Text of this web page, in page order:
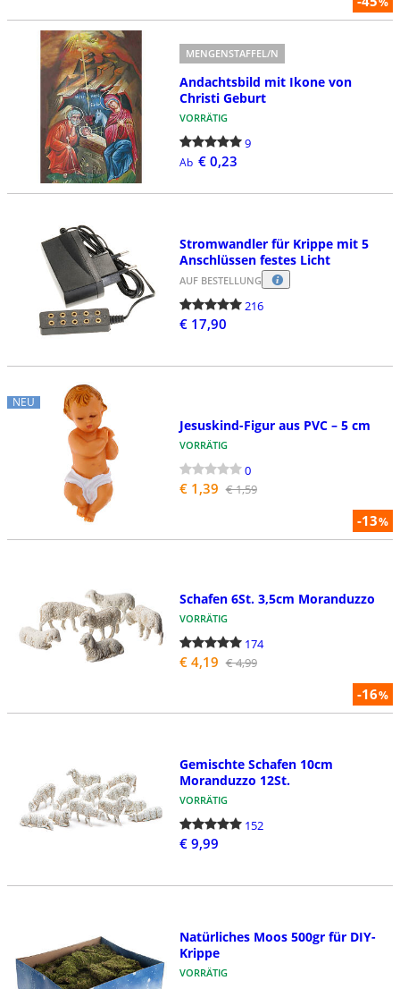
MENGENSTAFFEL/N
Andachtsbild mit Ikone von
Christi Geburt
VORRÄTIG
9
Ab € 0,23
Stromwandler für Krippe mit 5
Anschlüssen festes Licht
AUF BESTELLUNG
216
€ 17,90
NEU
-13%
Jesuskind-Figur aus PVC – 5 cm
VORRÄTIG
0
€ 1,39 € 1,59
-16%
Schafen 6St. 3,5cm Moranduzzo
VORRÄTIG
174
€ 4,19 € 4,99
Gemischte Schafen 10cm
Moranduzzo 12St.
VORRÄTIG
152
€ 9,99
Natürliches Moos 500gr für DIY-
Krippe
VORRÄTIG